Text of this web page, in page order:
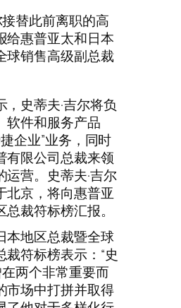
替此前离职的高
给惠普亚太和日本
球销售高级副总裁
，史蒂夫·吉尔将负
软件和服务产品
企业”业务，同时
有限公司总裁来领
运营。史蒂夫·吉尔
北京，将向惠普亚
裁符标榜汇报。
本地区总裁暨全球
裁符标榜表示：“史
两个非常重要而
市场中打拼并取得